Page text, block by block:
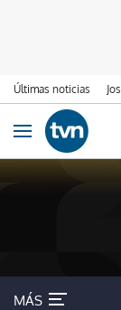
Últimas noticias
Ir al contenido
Obrir navegació
MÁS